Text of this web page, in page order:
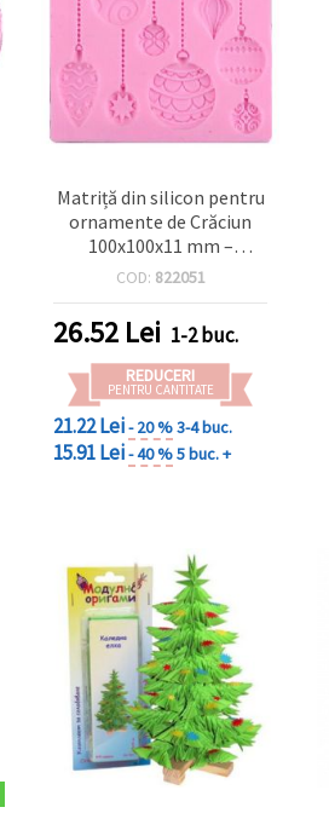
Matriță din silicon pentru
ornamente de Crăciun
100x100x11 mm –
flexibilă, reutilizabilă,
turnare în rășină
epoxidică, ipsos și argilă
polimerică, DIY globuri și
decorațiuni
COD: 822051
26.52 Lei 1-2 buc.
REDUCERI
PENTRU CANTITATE
21.22 Lei- 20 %3-4 buc.
15.91 Lei- 40 %5 buc. +